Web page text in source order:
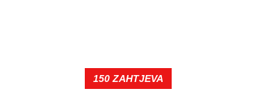
150 ZAHTJEVA